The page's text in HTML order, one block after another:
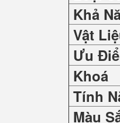
Khả
Vật
Ưu
Khoá
Tính
Màu